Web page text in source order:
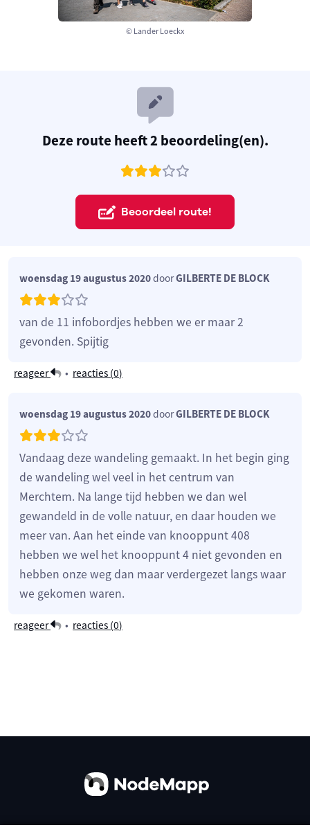
© Lander Loeckx
Deze route heeft 2 beoordeling(en).
Beoordeel route!
woensdag 19 augustus 2020doorGILBERTE DE BLOCK
van de 11 infobordjes hebben we er maar 2
gevonden. Spijtig
reageer • reacties (0)
woensdag 19 augustus 2020doorGILBERTE DE BLOCK
Vandaag deze wandeling gemaakt. In het begin ging
de wandeling wel veel in het centrum van
Merchtem. Na lange tijd hebben we dan wel
gewandeld in de volle natuur, en daar houden we
meer van. Aan het einde van knooppunt 408
hebben we wel het knooppunt 4 niet gevonden en
hebben onze weg dan maar verdergezet langs waar
we gekomen waren.
reageer • reacties (0)